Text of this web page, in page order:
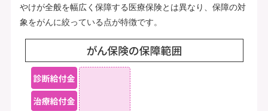
やけが全般を幅広く保障する医療保険とは異なり、保障の対
象をがんに絞っている点が特徴です。